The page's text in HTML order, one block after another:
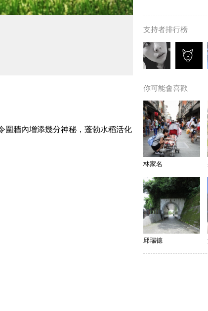
圍牆內增添幾分神秘，蓬勃水稻活化
支持者排行榜
你可能會喜歡
林家名
邱瑞德